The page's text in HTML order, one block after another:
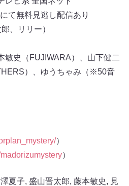
て無料見逃し配信あり
、リリー）
敏史（FUJIWARA）、山下健二
）、ゆうちゃみ（※50音
）
）
夏子, 盛山晋太郎, 藤本敏史, 見